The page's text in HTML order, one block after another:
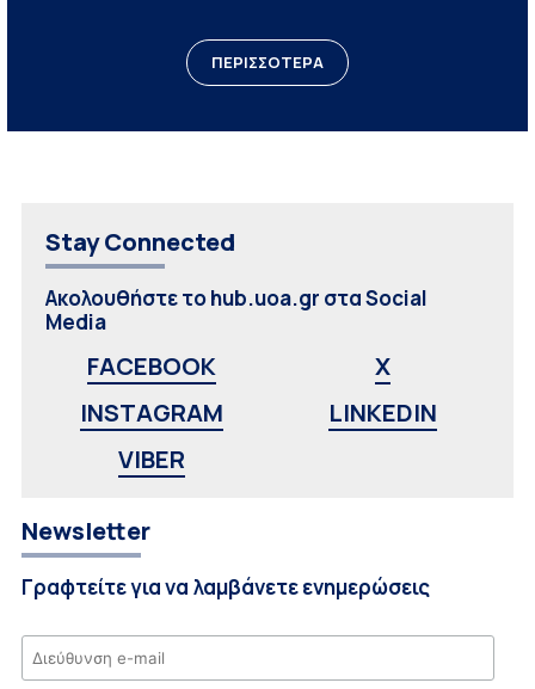
ΠΕΡΙΣΣΟΤΕΡΑ
Stay Connected
Ακολουθήστε το hub.uoa.gr στα Social
Media
FACEBOOK
X
INSTAGRAM
LINKEDIN
VIBER
Newsletter
Γραφτείτε για να λαμβάνετε ενημερώσεις